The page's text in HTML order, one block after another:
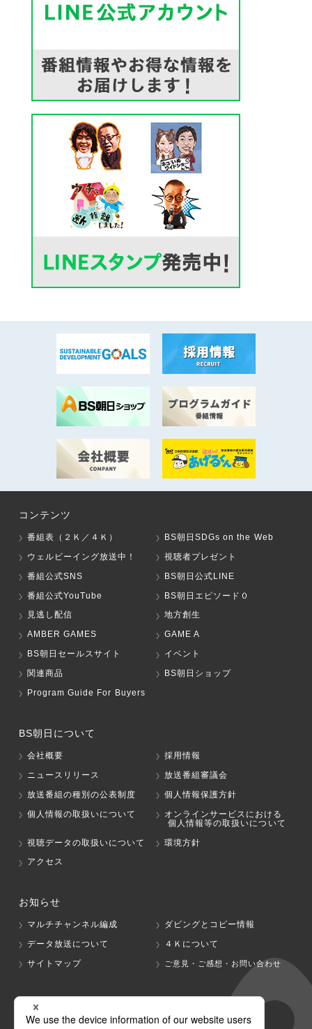
コンテンツ
番組表（２Ｋ／４Ｋ）
BS朝日SDGs on the Web
ウェルビーイング放送中！
視聴者プレゼント
番組公式SNS
BS朝日公式LINE
番組公式YouTube
BS朝日エピソード０
見逃し配信
地方創生
AMBER GAMES
GAME A
BS朝日セールスサイト
イベント
関連商品
BS朝日ショップ
Program Guide For Buyers
BS朝日について
会社概要
採用情報
ニュースリリース
放送番組審議会
放送番組の種別の公表制度
個人情報保護方針
個人情報の取扱いについて
オンラインサービスにおける
個人情報等の取扱いについて
視聴データの取扱いについて
環境方針
アクセス
お知らせ
マルチチャンネル編成
ダビングとコピー情報
データ放送について
４Ｋについて
サイトマップ
ご意見・ご感想・お問い合わせ
グループ会社
テレビ朝日 テレ朝チャンネル